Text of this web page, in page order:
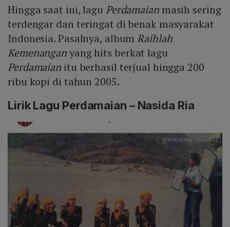
Hingga saat ini, lagu Perdamaianmasih sering
terdengar dan teringat di benak masyarakat
Indonesia. Pasalnya, album Raihlah
Kemenanganyang hits berkat lagu
Perdamaian itu berhasil terjual hingga 200
ribu kopi di tahun 2005.
Lirik Lagu Perdamaian – Nasida Ria